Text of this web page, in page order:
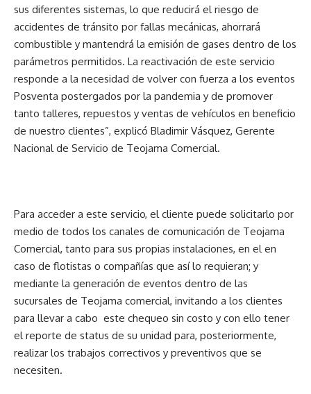
sus diferentes sistemas, lo que reducirá el riesgo de
accidentes de tránsito por fallas mecánicas, ahorrará
combustible y mantendrá la emisión de gases dentro de los
parámetros permitidos. La reactivación de este servicio
responde a la necesidad de volver con fuerza a los eventos
Posventa postergados por la pandemia y de promover
tanto talleres, repuestos y ventas de vehículos en beneficio
de nuestro clientes”, explicó Bladimir Vásquez, Gerente
Nacional de Servicio de Teojama Comercial.
Para acceder a este servicio, el cliente puede solicitarlo por
medio de todos los canales de comunicación de Teojama
Comercial, tanto para sus propias instalaciones, en el en
caso de flotistas o compañías que así lo requieran; y
mediante la generación de eventos dentro de las
sucursales de Teojama comercial, invitando a los clientes
para llevar a cabo este chequeo sin costo y con ello tener
el reporte de status de su unidad para, posteriormente,
realizar los trabajos correctivos y preventivos que se
necesiten.